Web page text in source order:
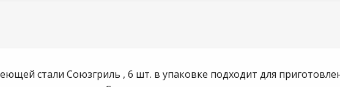
стали Союзгриль , 6 шт. в упаковке подходит для